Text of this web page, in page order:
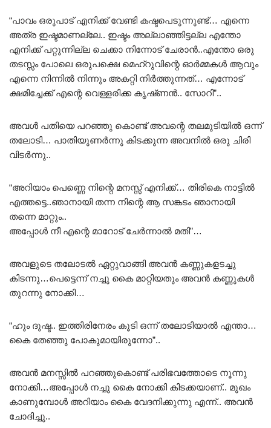
“പാവം ഒരുപാട് എനിക്ക് വേണ്ടി കഷ്ടപെടുന്നുണ്ട്… എന്നെ
അത്ര ഇഷ്ടമാണല്ലേ.. ഇഷ്ടം അല്ലാഞ്ഞിട്ടല്ല എന്തോ
എനിക്ക് പറ്റുന്നില്ല ചെക്കാ നിന്നോട് ചേരാൻ..എന്തോ ഒരു
തടസ്സം പോലെ ഒരുപക്ഷെ മെഹ്റുവിന്റെ ഓർമ്മകൾ ആവും
എന്നെ നിന്നിൽ നിന്നും അകറ്റി നിർത്തുന്നത്… എന്നോട്
ക്ഷമിച്ചേക്ക് എന്റെ വെള്ളരിക്ക കൃഷ്‍ണൻ.. സോറി”..
അവൾ പതിയെ പറഞ്ഞു കൊണ്ട് അവന്റെ തലമുടിയിൽ ഒന്ന്
തലോടി… പാതിയുണർന്നു കിടക്കുന്ന അവനിൽ ഒരു ചിരി
വിടർന്നു..
“അറിയാം പെണ്ണെ നിന്റെ മനസ്സ് എനിക്ക്… തിരികെ നാട്ടിൽ
എത്തട്ടെ..ഞാനായി തന്ന നിന്റെ ആ സങ്കടം ഞാനായി
തന്നെ മാറ്റും..
അപ്പോൾ നീ എന്റെ മാറോട് ചേർന്നാൽ മതി”…
അവളുടെ തലോടൽ ഏറ്റുവാങ്ങി അവൻ കണ്ണുകളടച്ചു
കിടന്നു…പെട്ടെന്ന് നച്ചു കൈ മാറ്റിയതും അവൻ കണ്ണുകൾ
തുറന്നു നോക്കി…
“ഹും ദുഷ്ട.. ഇത്തിരിനേരം കൂടി ഒന്ന് തലോടിയാൽ എന്താ…
കൈ തേഞ്ഞു പോകുമായിരുന്നോ”..
അവൻ മനസ്സിൽ പറഞ്ഞുകൊണ്ട് പരിഭവത്തോടെ നൂന്നു
നോക്കി…അപ്പോൾ നച്ചു കൈ നോക്കി കിടക്കയാണ്.. മുഖം
കാണുമ്പോൾ അറിയാം കൈ വേദനിക്കുന്നു എന്ന്.. അവൻ
ചോദിച്ചു..